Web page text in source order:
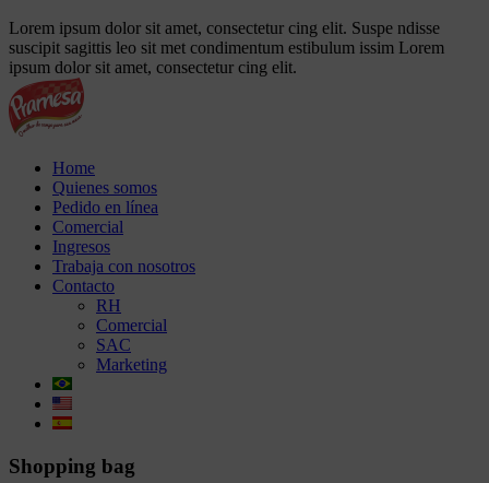
Lorem ipsum dolor sit amet, consectetur cing elit. Suspe ndisse
suscipit sagittis leo sit met condimentum estibulum issim Lorem
ipsum dolor sit amet, consectetur cing elit.
Home
Quienes somos
Pedido en línea
Comercial
Ingresos
Trabaja con nosotros
Contacto
RH
Comercial
SAC
Marketing
Shopping bag